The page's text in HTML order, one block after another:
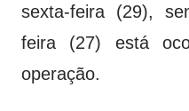
sexta-feira (29),
feira (27) está
operação.